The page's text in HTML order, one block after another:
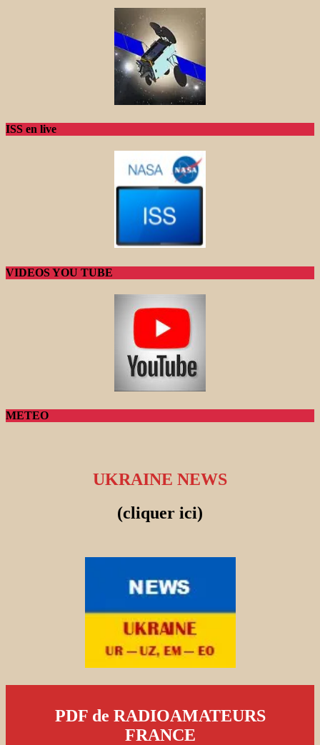
ISS en live
VIDEOS YOU TUBE
METEO
UKRAINE NEWS
(cliquer ici)
PDF de RADIOAMATEURS
FRANCE